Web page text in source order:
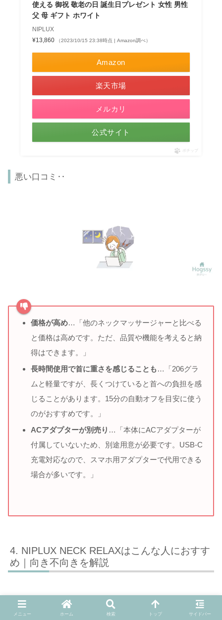
使える 御祝 敬老の日 誕生日プレゼント 女性 男性
父 母 ギフト ホワイト
NIPLUX
¥13,860
（2023/10/15 23:38時点 | Amazon調べ）
Amazon
楽天市場
メルカリ
公式サイト
ポチップ
悪い口コミ‥
価格が高め…「他のネックマッサージャーと比べる
と価格は高めです。ただ、品質や機能を考えると納
得はできます。」
長時間使用で首に重さを感じることも…「206グラ
ムと軽量ですが、長くつけていると首への負担を感
じることがあります。15分の自動オフを目安に使う
のがおすすめです。」
ACアダプターが別売り …「本体にACアダプターが
付属していないため、別途用意が必要です。USB-C
充電対応なので、スマホ用アダプターで代用できる
場合が多いです。」
NIPLUX NECK RELAXはこんな人におすす
め｜向き不向きを解説
メニュー ホーム 検索 トップ サイドバー